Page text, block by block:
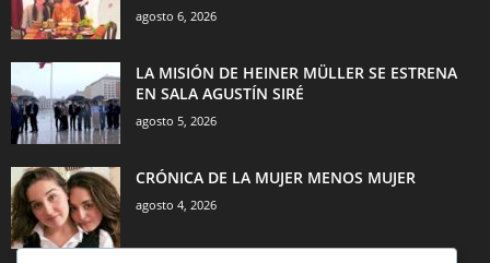
agosto 6, 2026
LA MISIÓN DE HEINER MÜLLER SE ESTRENA
EN SALA AGUSTÍN SIRÉ
agosto 5, 2026
CRÓNICA DE LA MUJER MENOS MUJER
agosto 4, 2026